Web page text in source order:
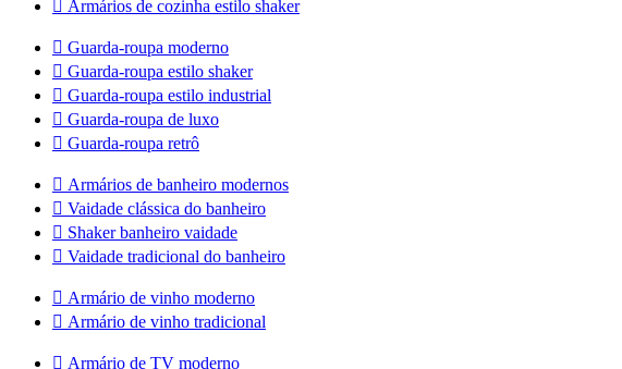
 Armários de cozinha estilo shaker
 Guarda-roupa moderno
 Guarda-roupa estilo shaker
 Guarda-roupa estilo industrial
 Guarda-roupa de luxo
 Guarda-roupa retrô
 Armários de banheiro modernos
 Vaidade clássica do banheiro
 Shaker banheiro vaidade
 Vaidade tradicional do banheiro
 Armário de vinho moderno
 Armário de vinho tradicional
 Armário de TV moderno